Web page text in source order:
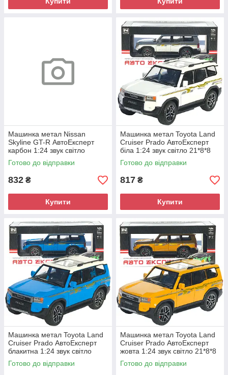
Машинка метал Nissan
Skyline GT-R АвтоЕксперт
карбон 1:24 звук світло
інерція 21*8*6,5 см (G8317-
48)
Готово до відправки
832 ₴
Купити
Машинка метал Toyota Land
Cruiser Prado АвтоЕксперт
біла 1:24 звук світло 21*8*8
см (G7605-44)
Готово до відправки
817 ₴
Купити
Машинка метал Toyota Land
Cruiser Prado АвтоЕксперт
блакитна 1:24 звук світло
21*8*8 см (G7605-44)
Готово до відправки
Машинка метал Toyota Land
Cruiser Prado АвтоЕксперт
жовта 1:24 звук світло 21*8*8
см (G7605-44)
Готово до відправки